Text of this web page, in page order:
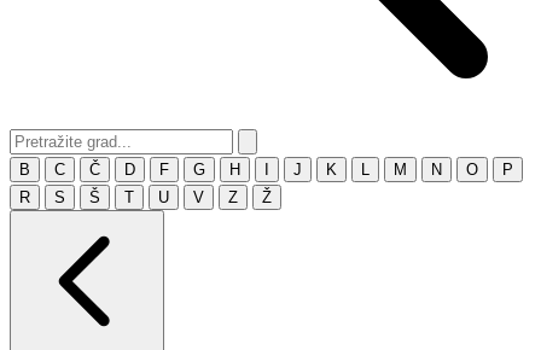
B C Č D F G H J K M N O
P
R
S Š T U V Z Ž